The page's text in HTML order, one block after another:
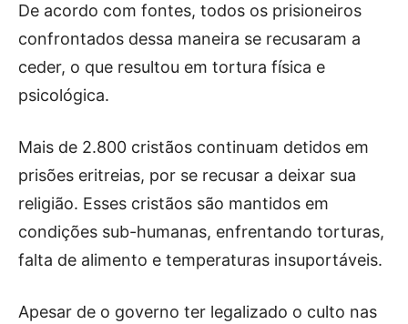
De acordo com fontes, todos os prisioneiros
confrontados dessa maneira se recusaram a
ceder, o que resultou em tortura física e
psicológica.
Mais de 2.800 cristãos continuam detidos em
prisões eritreias, por se recusar a deixar sua
religião. Esses cristãos são mantidos em
condições sub-humanas, enfrentando torturas,
falta de alimento e temperaturas insuportáveis.
Apesar de o governo ter legalizado o culto nas